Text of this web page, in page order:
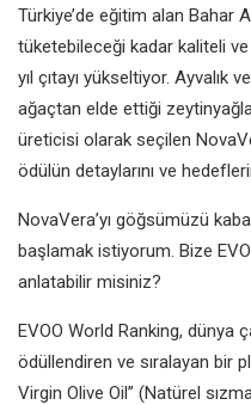
Türkiye’de eğitim alan Bahar
tüketebileceği kadar kaliteli
yıl çıtayı yükseltiyor. Ayvalık ve
ağaçtan elde ettiği
üreticisi olarak seçilen
ödülün detaylarını ve
NovaVera’yı göğsümüzü
başlamak istiyorum. Bize
anlatabilir misiniz?
EVOO World Ranking, dünya
ödüllendiren ve sıralayan bir
Virgin Olive Oil” (Natürel